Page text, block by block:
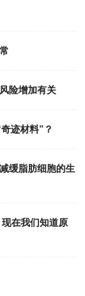
险增加有关
迹材料”？
缓脂肪细胞的生
在我们知道原